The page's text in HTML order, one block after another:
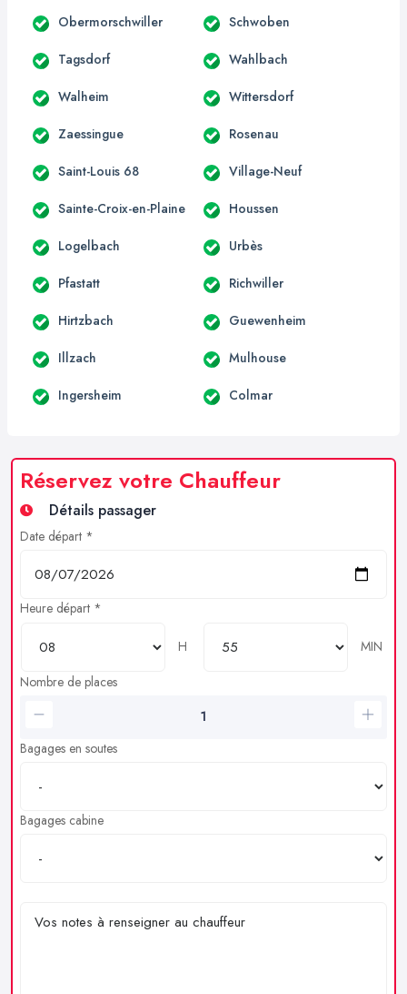
Obermorschwiller Schwoben
Tagsdorf Wahlbach
Walheim Wittersdorf
Zaessingue Rosenau
Saint-Louis 68 Village-Neuf
Sainte-Croix-en-Plaine Houssen
Logelbach Urbès
Pfastatt Richwiller
Hirtzbach Guewenheim
Illzach Mulhouse
Ingersheim Colmar
Réservez votre Chauffeur
Détails passager
Date départ *
Heure départ *
H
MIN
Nombre de places
Bagages en soutes
Bagages cabine